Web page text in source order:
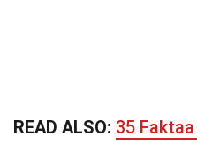
READ ALSO: 35